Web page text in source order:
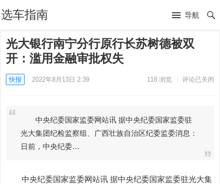
选车指南 导航
光大银行南宁分行原行长苏树德被双
开：滥用金融审批权失
快报 2022年8月13日 2:39 118浏览 评论已关闭
中央纪委国家监委网站讯 据中央纪委国家监委驻
光大集团纪检监察组、广西壮族自治区纪委监委消息：
日前，中央纪委…
中央纪委国家监委网站讯 据中央纪委国家监委驻光大集